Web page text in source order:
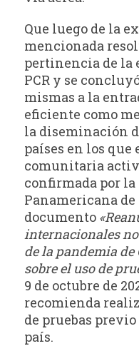
Que luego de la
mencionada
pertinencia de la
PCR y se
mismas a la
eficiente como
la diseminación
países en los
comunitaria
confirmada por
Panamericana de
documento
internacionales
de la pandemia de
sobre el uso de
9 de octubre de
recomienda
de pruebas
país.